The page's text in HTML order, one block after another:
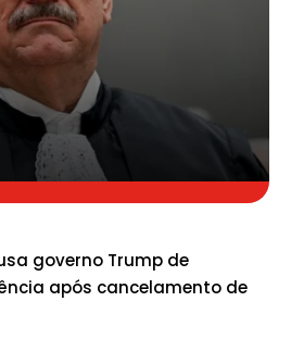
governo Trump de
após cancelamento de